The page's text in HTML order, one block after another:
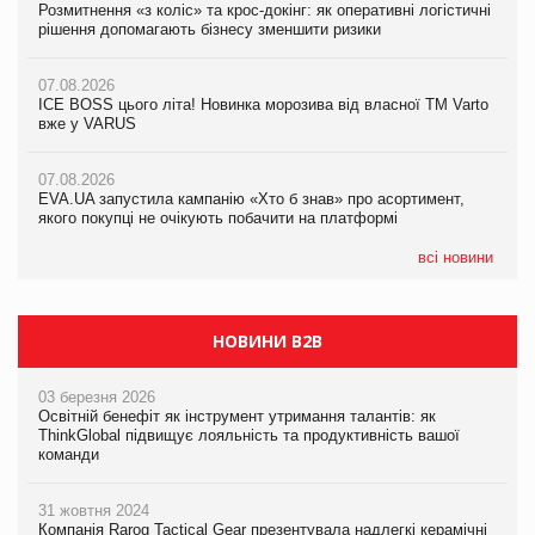
Розмитнення «з коліс» та крос-докінг: як оперативні логістичні
рішення допомагають бізнесу зменшити ризики
07.08.2026
ICE BOSS цього літа! Новинка морозива від власної ТМ Varto
вже у VARUS
07.08.2026
EVA.UA запустила кампанію «Хто б знав» про асортимент,
якого покупці не очікують побачити на платформі
всі новини
07.08.2026
EVA.UA запустила кампанію «Хто б знав» про асортимент,
06.08.2026
Смачна новинка для хвостатих: у VARUS з’явилися паучі
05.08.2026
Мережа супермаркетів VARUS купує мережу магазинів
Kraft Heinz скоротила збиток у першому півріччі
Продажі Hugo Boss впали на 9%
НОВИНИ B2B
03 березня 2026
Освітній бенефіт як інструмент утримання талантів: як
ThinkGlobal підвищує лояльність та продуктивність вашої
команди
31 жовтня 2024
Компанія Rarog Tactical Gear презентувала надлегкі керамічні